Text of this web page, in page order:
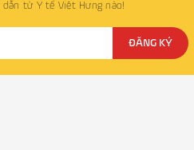
dẫn từ Y tế Việt Hưng nào!
ĐĂNG KÝ